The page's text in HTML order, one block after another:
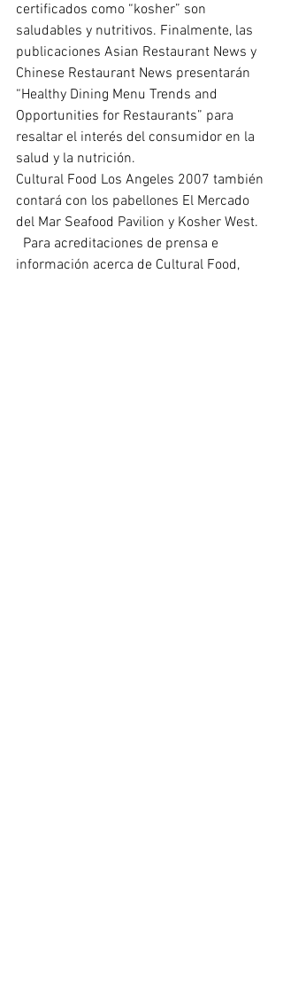
certificados como “kosher” son
saludables y nutritivos. Finalmente, las
publicaciones Asian Restaurant News y
Chinese Restaurant News presentarán
“Healthy Dining Menu Trends and
Opportunities for Restaurants” para
resaltar el interés del consumidor en la
salud y la nutrición.
Cultural Food Los Angeles 2007 también
contará con los pabellones El Mercado
del Mar Seafood Pavilion y Kosher West.
  Para acreditaciones de prensa e
información acerca de Cultural Food,